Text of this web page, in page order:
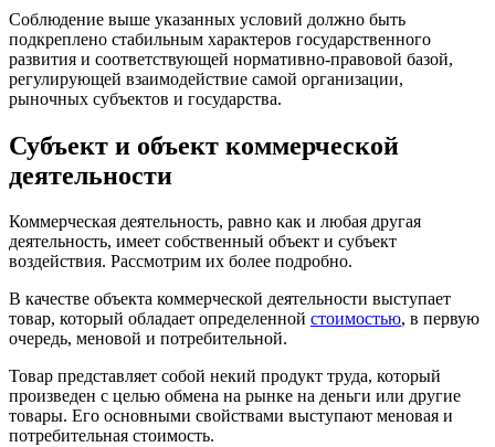
Соблюдение выше указанных условий должно быть
подкреплено стабильным характеров государственного
развития и соответствующей нормативно-правовой базой,
регулирующей взаимодействие самой организации,
рыночных субъектов и государства.
Субъект и объект коммерческой
деятельности
Коммерческая деятельность, равно как и любая другая
деятельность, имеет собственный объект и субъект
воздействия. Рассмотрим их более подробно.
В качестве объекта коммерческой деятельности выступает
товар, который обладает определенной стоимостью, в первую
очередь, меновой и потребительной.
Товар представляет собой некий продукт труда, который
произведен с целью обмена на рынке на деньги или другие
товары. Его основными свойствами выступают меновая и
потребительная стоимость.